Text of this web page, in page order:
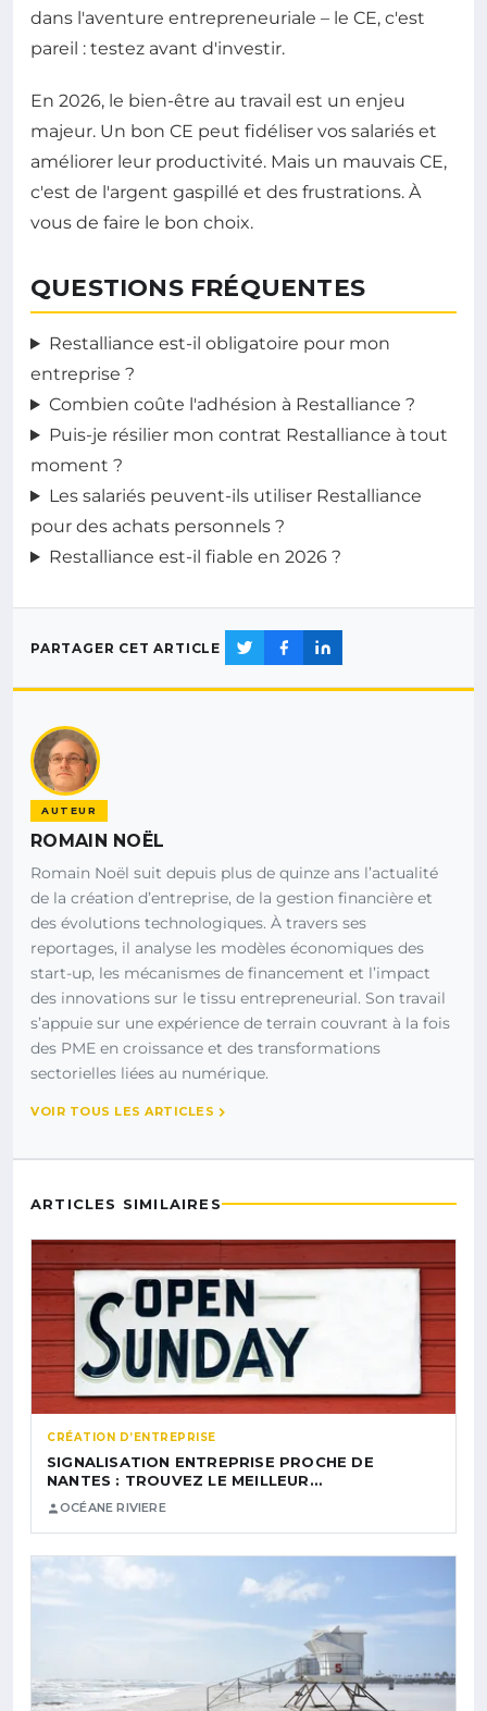
dans l'aventure entrepreneuriale – le CE, c'est
pareil : testez avant d'investir.
En 2026, le bien-être au travail est un enjeu
majeur. Un bon CE peut fidéliser vos salariés et
améliorer leur productivité. Mais un mauvais CE,
c'est de l'argent gaspillé et des frustrations. À
vous de faire le bon choix.
QUESTIONS FRÉQUENTES
Restalliance est-il obligatoire pour mon
entreprise ?
Combien coûte l'adhésion à Restalliance ?
Puis-je résilier mon contrat Restalliance à tout
moment ?
Les salariés peuvent-ils utiliser Restalliance
pour des achats personnels ?
Restalliance est-il fiable en 2026 ?
PARTAGER CET ARTICLE
AUTEUR
ROMAIN NOËL
Romain Noël suit depuis plus de quinze ans l’actualité
de la création d’entreprise, de la gestion financière et
des évolutions technologiques. À travers ses
reportages, il analyse les modèles économiques des
start-up, les mécanismes de financement et l’impact
des innovations sur le tissu entrepreneurial. Son travail
s’appuie sur une expérience de terrain couvrant à la fois
des PME en croissance et des transformations
sectorielles liées au numérique.
VOIR TOUS LES ARTICLES
ARTICLES SIMILAIRES
CRÉATION D’ENTREPRISE
SIGNALISATION ENTREPRISE PROCHE DE
NANTES : TROUVEZ LE MEILLEUR…
OCÉANE RIVIERE